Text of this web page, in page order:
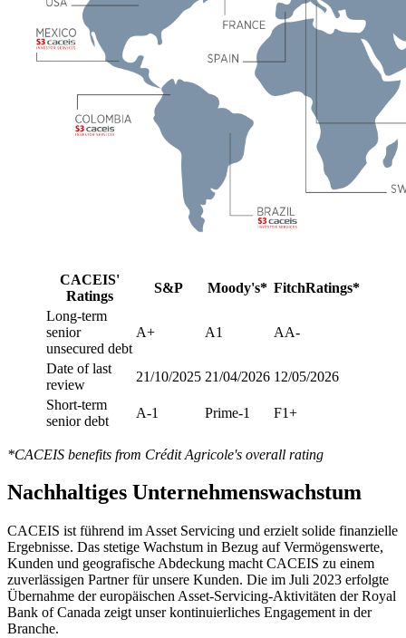
CACEIS'
Ratings
S&P Moody's* FitchRatings*
Long-term
senior
unsecured debt
A+ A1 AA-
Date of last
review
21/10/2025 21/04/2026 12/05/2026
Short-term
senior debt
A-1 Prime-1 F1+
*CACEIS benefits from Crédit Agricole's overall rating
Nachhaltiges Unternehmenswachstum
CACEIS ist führend im Asset Servicing und erzielt solide finanzielle
Ergebnisse. Das stetige Wachstum in Bezug auf Vermögenswerte,
Kunden und geografische Abdeckung macht CACEIS zu einem
zuverlässigen Partner für unsere Kunden. Die im Juli 2023 erfolgte
Übernahme der europäischen Asset-Servicing-Aktivitäten der Royal
Bank of Canada zeigt unser kontinuierliches Engagement in der
Branche.